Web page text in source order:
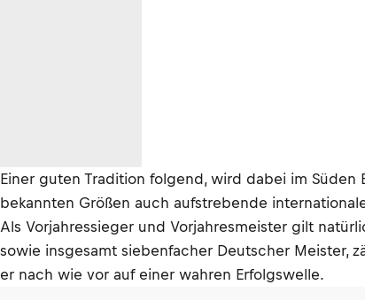
Einer guten Tradition folgend, wird dabei im
bekannten Größen auch aufstrebende
Als Vorjahressieger und Vorjahresmeister gilt
sowie insgesamt siebenfacher Deutscher Meister,
er nach wie vor auf einer wahren Erfolgswelle.